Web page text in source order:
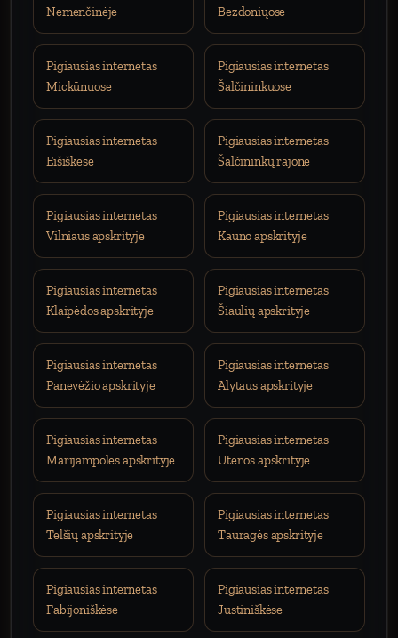
Nemenčinėje
Bezdoniųose
Pigiausias internetas
Mickūnuose
Pigiausias internetas
Šalčininkuose
Pigiausias internetas
Eišiškėse
Pigiausias internetas
Šalčininkų rajone
Pigiausias internetas
Vilniaus apskrityje
Pigiausias internetas
Kauno apskrityje
Pigiausias internetas
Klaipėdos apskrityje
Pigiausias internetas
Šiaulių apskrityje
Pigiausias internetas
Panevėžio apskrityje
Pigiausias internetas
Alytaus apskrityje
Pigiausias internetas
Marijampolės apskrityje
Pigiausias internetas
Utenos apskrityje
Pigiausias internetas
Telšių apskrityje
Pigiausias internetas
Tauragės apskrityje
Pigiausias internetas
Fabijoniškėse
Pigiausias internetas
Justiniškėse